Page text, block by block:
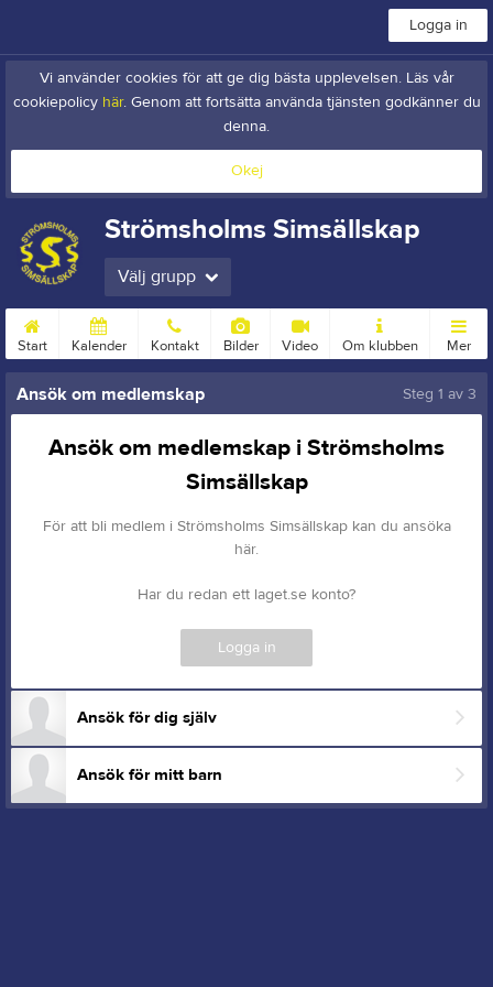
Logga in
Vi använder cookies för att ge dig bästa upplevelsen. Läs vår
cookiepolicy här. Genom att fortsätta använda tjänsten godkänner du
denna.
Okej
Strömsholms Simsällskap
Välj grupp
Start Kalender Kontakt Bilder Video Om klubben Mer
Ansök om medlemskap Steg 1 av 3
Ansök om medlemskap i Strömsholms
Simsällskap
För att bli medlem i Strömsholms Simsällskap kan du ansöka
här.
Har du redan ett laget.se konto?
Logga in
Ansök för dig själv
Ansök för mitt barn